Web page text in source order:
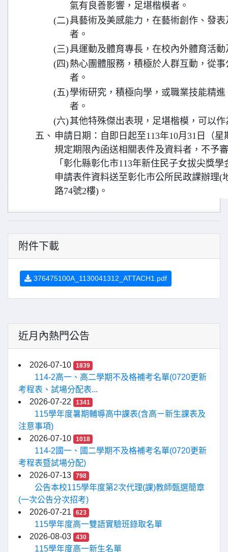
氣有良善影響，足堪楷模者。
(二)具藝術及美感能力，在藝術創作、發
者。
(三)具運動及體育專長，在校內外體育活
(四)熱心團體服務，積極於人群互動，從
者。
(五)學術研究，積極向學，或職業技能精
者。
(六)其他特殊傑出表現，足堪楷模，可以
五、 申請日期：自即日起至113年10月31日（
規定期限內函送相關表件及資料者，不予
「彰化縣彰化市113年新住民子女拔尖獎
申請表件資料送至彰化市公所民政課辦理(
路74號2樓)。
附件下載
376475100A_1130041312_ATTACH1.pdf
近月內熱門公告
2026-07-10 1839
114-2高一、高二學期不及格補考名單(0720更新
考程表、試場分配表...
2026-07-22
1341
115學年度暑期輔導高中課表(含高ㄧ新生課表及
注意事項)
2026-07-10
1018
114-2國一、國二學期不及格補考名單(0720更新
考程表暨試場分配)
2026-07-13
798
公告本校115學年度第2次代理(課)教師甄選簡章
(一次公告分次招考)
2026-07-21
623
115學年度高一雙語實驗班錄取名單
2026-08-03
430
115學年度高一新生名單